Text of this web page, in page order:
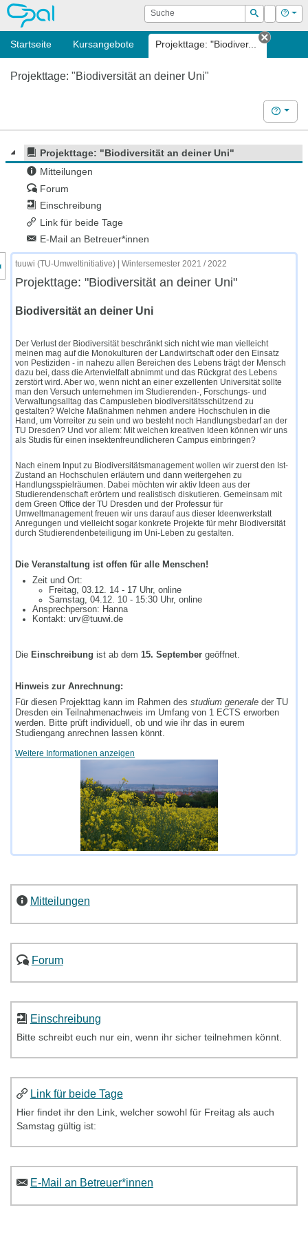
OPAL Suche
Suchen
Login Hilfe
Startseite Kursangebote Projekttage: "Biodiver...
Tab
Projekttage: "Biodiversität an deiner Uni"
Hilfe
Projekttage: "Biodiversität an deiner Uni"
Mitteilungen
Forum
Einschreibung
Link für beide Tage
E-Mail an Betreuer*innen
des Kursmenüs
tuuwi (TU-Umweltinitiative) | Wintersemester 2021 / 2022
Projekttage: "Biodiversität an deiner Uni"
Biodiversität an deiner Uni
Der Verlust der Biodiversität beschränkt sich nicht wie man vielleicht
meinen mag auf die Monokulturen der Landwirtschaft oder den Einsatz
von Pestiziden - in nahezu allen Bereichen des Lebens trägt der Mensch
dazu bei, dass die Artenvielfalt abnimmt und das Rückgrat des Lebens
zerstört wird. Aber wo, wenn nicht an einer exzellenten Universität sollte
man den Versuch unternehmen im Studierenden-, Forschungs- und
Verwaltungsalltag das Campusleben biodiversitätsschützend zu
gestalten? Welche Maßnahmen nehmen andere Hochschulen in die
Hand, um Vorreiter zu sein und wo besteht noch Handlungsbedarf an der
TU Dresden? Und vor allem: Mit welchen kreativen Ideen können wir uns
als Studis für einen insektenfreundlicheren Campus einbringen?
Nach einem Input zu Biodiversitätsmanagement wollen wir zuerst den Ist-
Zustand an Hochschulen erläutern und dann weitergehen zu
Handlungsspielräumen. Dabei möchten wir aktiv Ideen aus der
Studierendenschaft erörtern und realistisch diskutieren. Gemeinsam mit
dem Green Office der TU Dresden und der Professur für
Umweltmanagement freuen wir uns darauf aus dieser Ideenwerkstatt
Anregungen und vielleicht sogar konkrete Projekte für mehr Biodiversität
durch Studierendenbeteiligung im Uni-Leben zu gestalten.
Die Veranstaltung ist offen für alle Menschen!
Zeit und Ort:
Freitag, 03.12. 14 - 17 Uhr, online
Samstag, 04.12. 10 - 15:30 Uhr, online
Ansprechperson: Hanna
Kontakt: urv@tuuwi.de
Die Einschreibung ist ab dem 15. September geöffnet.
Hinweis zur Anrechnung:
Für diesen Projekttag kann im Rahmen desstudium generale der TU
Dresden ein Teilnahmenachweis im Umfang von 1 ECTS erworben
werden. Bitte prüft individuell, ob und wie ihr das in eurem
Studiengang anrechnen lassen könnt.
Weitere Informationen anzeigen
Mitteilungen
Forum
Einschreibung
Bitte schreibt euch nur ein, wenn ihr sicher teilnehmen könnt.
Link für beide Tage
Hier findet ihr den Link, welcher sowohl für Freitag als auch
Samstag gültig ist:
E-Mail an Betreuer*innen